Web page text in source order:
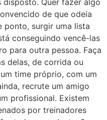
de que odeia
ponto, surgir uma lista
conseguindo vencê-las
para outra pessoa. Faça
delas, de corrida ou
time próprio, com um
recrute um amigo
profissional. Existem
por treinadores